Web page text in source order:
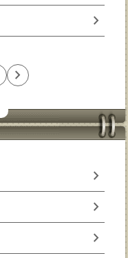
chevron_right
chevron_right
chevron_right
chevron_right
chevron_right